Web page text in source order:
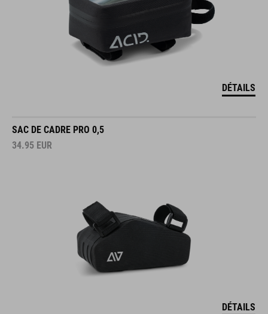
DÉTAILS
SAC DE CADRE PRO 0,5
34.95 EUR
DÉTAILS